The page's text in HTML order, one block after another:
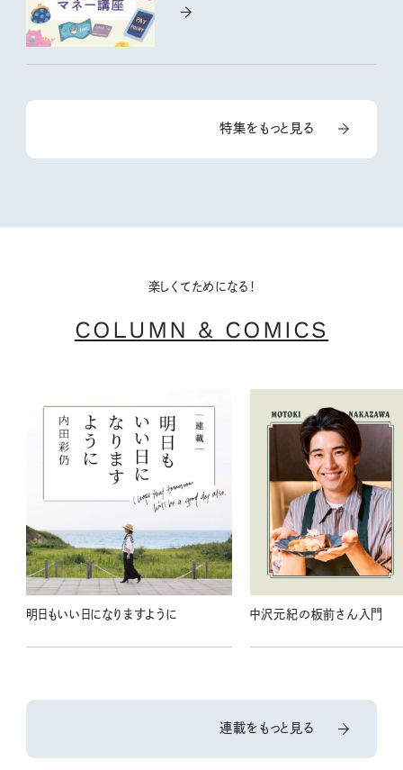
特集をもっと見る
楽しくてためになる！
COLUMN & COMICS
明日もいい日になりますように 中沢元紀の板前さん入門
連載をもっと見る